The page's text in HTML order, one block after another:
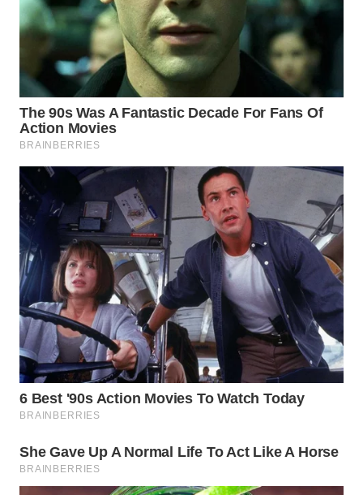
WAHANA
KONSUMEN
WAHANA
LISTRIK
TRAVEL
WAHANA
WAHANANEWS
ID
WAHANANEWS
CO ID
WAHANANEWS
NET
WAHANA
SPORT